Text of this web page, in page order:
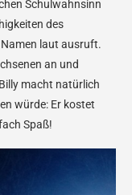
Schulwahnsinn
des
laut ausruft.
an und
macht natürlich
würde: Er kostet
Spaß!